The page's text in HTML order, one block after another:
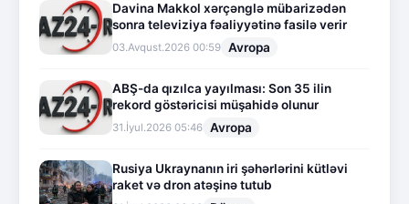
Davina Makkol xərçənglə mübarizədən
sonra televiziya fəaliyyətinə fasilə verir
03.Avqust.2026 00:59 Avropa
ABŞ-da qızılca yayılması: Son 35 ilin
rekord göstəricisi müşahidə olunur
31.İyul.2026 05:46 Avropa
Rusiya Ukraynanın iri şəhərlərini kütləvi
raket və dron atəşinə tutub